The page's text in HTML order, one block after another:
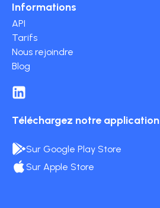
Informations
API
Tarifs
Nous rejoindre
Blog
Téléchargez notre application
Sur Google Play Store
Sur Apple Store